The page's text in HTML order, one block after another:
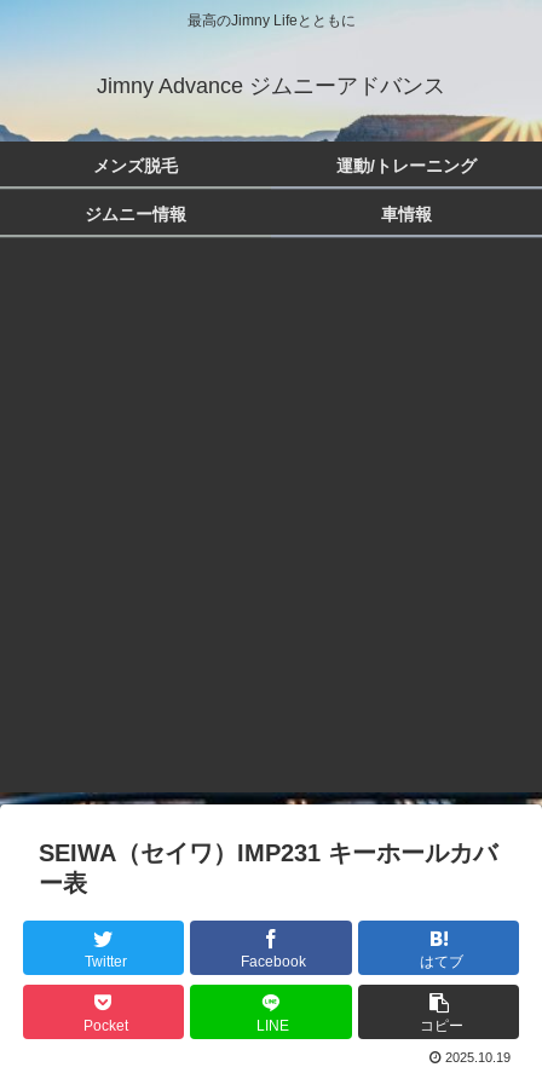
最高のJimny Lifeとともに
Jimny Advance ジムニーアドバンス
メンズ脱毛 運動/トレーニング
ジムニー情報 車情報
SEIWA（セイワ）IMP231 キーホールカバ
ー表
Twitter Facebook はてブ
Pocket LINE コピー
2025.10.19